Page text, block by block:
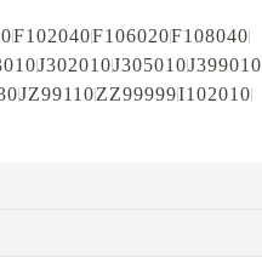
F102040F106020F108040
J302010J305010J399010
JZ99110ZZ99999I102010